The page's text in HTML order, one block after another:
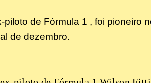
piloto de Fórmula 1 , foi pioneiro
de dezembro.